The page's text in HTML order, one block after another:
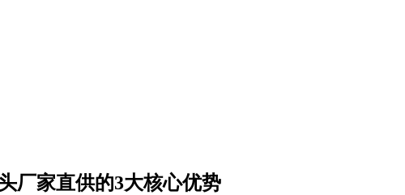
厂家直供的3大核心优势